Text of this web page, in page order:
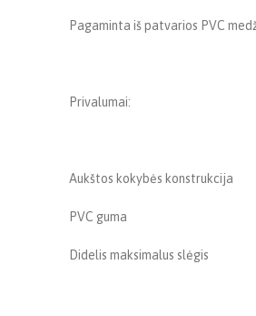
Pagaminta iš patvarios PVC
Privalumai:
Aukštos kokybės konstrukcija
PVC guma
Didelis maksimalus slėgis